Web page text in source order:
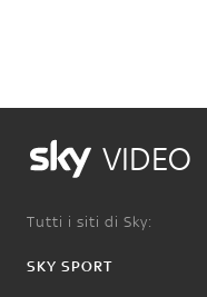
VIDEO
Tutti i siti di Sky:
SKY SPORT